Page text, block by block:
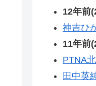
12年前
神吉ひ
11年前
PTNA
田中英